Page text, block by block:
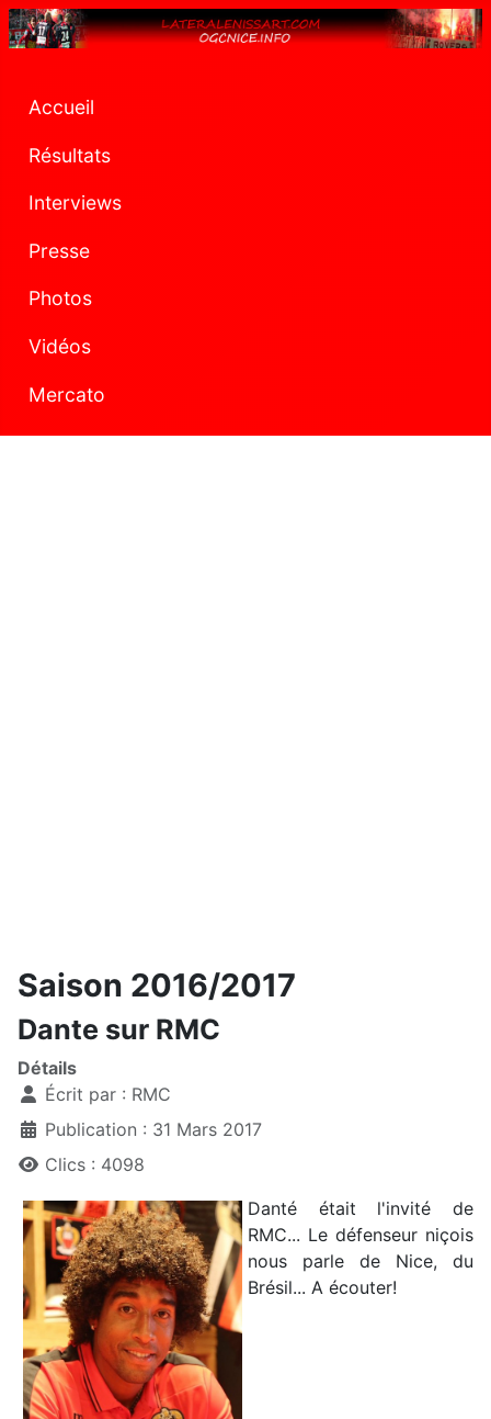
Accueil
Résultats
Interviews
Presse
Photos
Vidéos
Mercato
Saison 2016/2017
Dante sur RMC
Détails
Écrit par : RMC
Publication : 31 Mars 2017
Clics : 4098
Danté était l'invité de
RMC... Le défenseur niçois
nous parle de Nice, du
Brésil... A écouter!